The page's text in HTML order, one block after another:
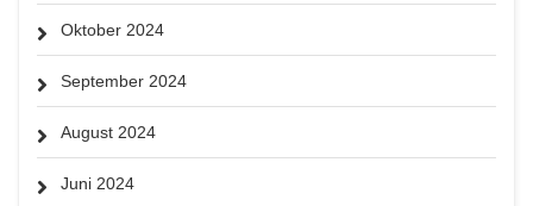
Oktober 2024
September 2024
August 2024
Juni 2024